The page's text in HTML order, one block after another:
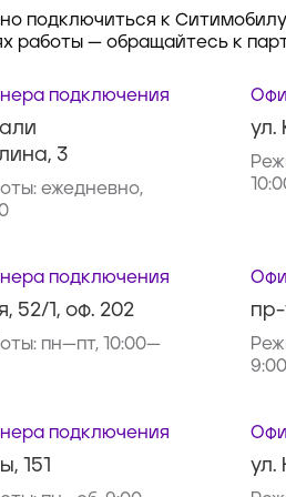
подключиться к
работы — обращайтесь к
подключения
3
ежедневно,
ул.
подключения
52/1, оф. 202
пн—пт, 10:00—
пр-
подключения
151 ул.